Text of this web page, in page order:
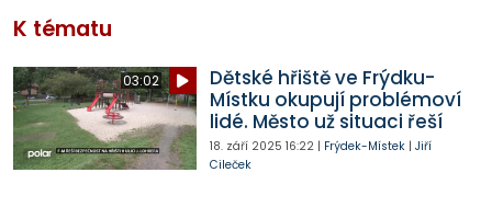
K tématu
03:02
Dětské hřiště ve Frýdku-
Místku okupují problémoví
lidé. Město už situaci řeší
18. září 2025 16:22| Frýdek-Místek| Jiří
Cileček